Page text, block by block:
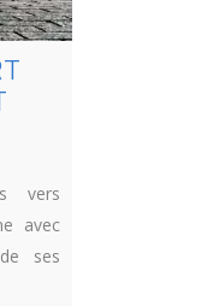
vers
avec
ses